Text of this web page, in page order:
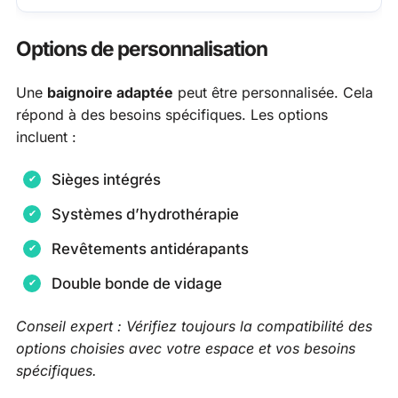
Options de personnalisation
Une baignoire adaptée peut être personnalisée. Cela
répond à des besoins spécifiques. Les options
incluent :
Sièges intégrés
Systèmes d’hydrothérapie
Revêtements antidérapants
Double bonde de vidage
Conseil expert : Vérifiez toujours la compatibilité des
options choisies avec votre espace et vos besoins
spécifiques.